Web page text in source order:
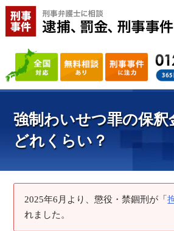
強制わいせつ罪の保釈
どれくらい？
2025年6月より、懲役・禁錮刑が「
れました。